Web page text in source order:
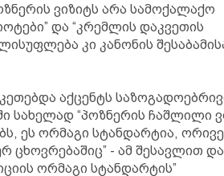
ვიზიტს არა სამოქალაქო
და “კრემლის დაკვეთის
კი კანონის
აქცენტს
სახელად “პოზნერის ჩაშლილი
ეს ორმაგი სტანდარტია,
- ამ შესავლით
ორმაგი სტანდარტის”